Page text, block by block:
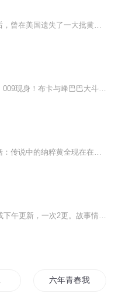
六年青春我爱过